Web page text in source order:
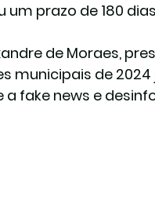
prazo de 180
de Moraes,
municipais de
fake news e